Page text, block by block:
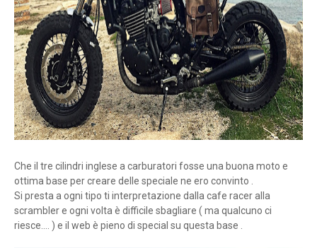
Che il tre cilindri inglese a carburatori fosse una buona moto e
ottima base per creare delle speciale ne ero convinto .
Si presta a ogni tipo ti interpretazione dalla cafe racer alla
scrambler e ogni volta è difficile sbagliare ( ma qualcuno ci
riesce.... ) e il web è pieno di special su questa base .